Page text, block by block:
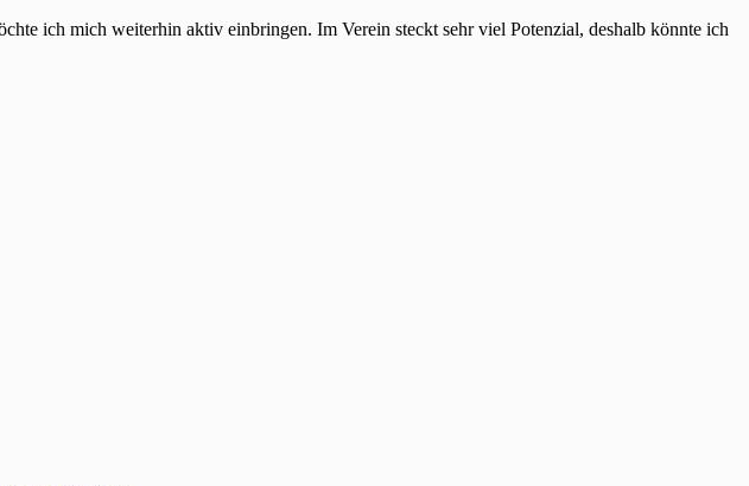
ich mich weiterhin aktiv einbringen. Im Verein steckt sehr viel Potenzial, deshalb könnte ich